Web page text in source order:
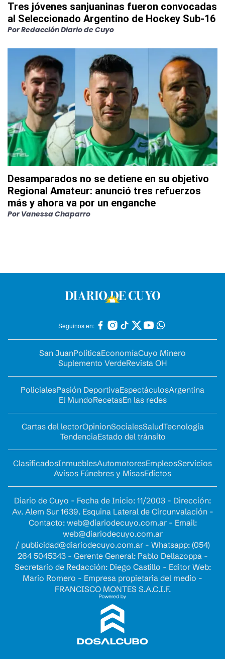
Tres jóvenes sanjuaninas fueron convocadas
al Seleccionado Argentino de Hockey Sub-16
PorRedacción Diario de Cuyo
Desamparados no se detiene en su objetivo
Regional Amateur: anunció tres refuerzos
más y ahora va por un enganche
Por Vanessa Chaparro
Seguinos en:
San JuanPolíticaEconomíaCuyo Minero
Suplemento VerdeRevista OH
PolicialesPasión DeportivaEspectáculosArgentina
El MundoRecetasEn las redes
Cartas del lectorOpinionSocialesSaludTecnología
TendenciaEstado del tránsito
ClasificadosInmueblesAutomotoresEmpleosServicios
Avisos Fúnebres y MisasEdictos
Diario de Cuyo - Fecha de Inicio: 11/2003 - Dirección:
Av. Alem Sur 1639. Esquina Lateral de Circunvalación -
Contacto: web@diariodecuyo.com.ar- Email:
web@diariodecuyo.com.ar
/ publicidad@diariodecuyo.com.ar- Whatsapp: (054)
264 5045343 - Gerente General: Pablo Dellazoppa -
Secretario de Redacción: Diego Castillo - Editor Web:
Mario Romero - Empresa propietaria del medio -
FRANCISCO MONTES S.A.C.I.F.